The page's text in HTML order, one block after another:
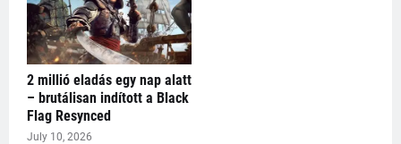
2 millió eladás egy nap alatt
– brutálisan indított a Black
Flag Resynced
July 10, 2026